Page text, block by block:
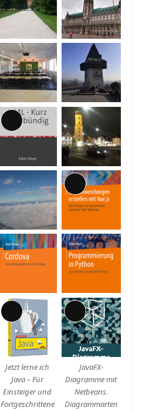
Lange
Beschreibung
Lange
Beschreibung
Lange
Beschreibung
Jetzt lerne ich
Java – Für
Einsteiger und
Fortgeschrittene
Lange
Beschreibung
JavaFX-
Diagramme mit
Netbeans.
Diagrammarten